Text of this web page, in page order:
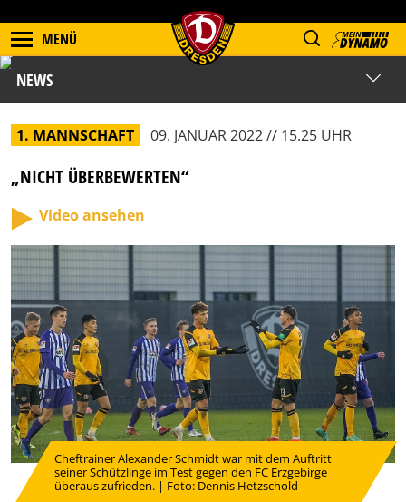
MENÜ
NEWS
1. MANNSCHAFT 09. JANUAR 2022 // 15.25 UHR
„NICHT ÜBERBEWERTEN“
Video ansehen
Cheftrainer Alexander Schmidt war mit dem Auftritt
seiner Schützlinge im Test gegen den FC Erzgebirge
überaus zufrieden. | Foto: Dennis Hetzschold